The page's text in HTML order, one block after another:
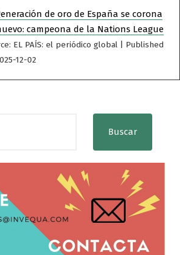
de oro de España se corona
campeona de la Nations League
EL PAÍS: el periódico global
Published
12-02
Buscar